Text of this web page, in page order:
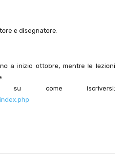
e disegnatore.
a inizio ottobre, mentre le lezioni
su come iscriversi: